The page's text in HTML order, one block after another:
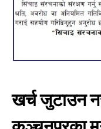
खर्च जुटाउन